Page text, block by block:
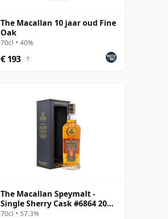
The Macallan 10 jaar oud Fine
Oak
70cl • 40%
€ 193 ?
The Macallan Speymalt -
Single Sherry Cask #6864 2005
18 jaar oud
70cl • 57.3%